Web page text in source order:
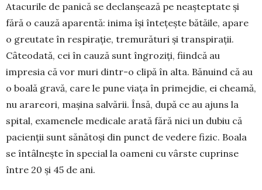
Atacurile de pa­nică se declanșează pe neașteptate și
fără o cauză aparentă: inima își întețește bătăile, apa­re
o greutate în respirație, tremurături și transpirații.
Câteo­dată, cei în cauză sunt îngroziți, fiindcă au
impresia că vor muri dintr-o clipă în alta. Bănuind că au
o boală gravă, care le pune viața în primejdie, ei cheamă,
nu arareori, mașina salvării. Însă, după ce au ajuns la
spi­tal, examenele me­di­cale arată fără nici un dubiu că
pacienții sunt sănătoși din punct de vedere fizic. Boala
se întâlnește în special la oameni cu vârste cuprinse
între 20 și 45 de ani.